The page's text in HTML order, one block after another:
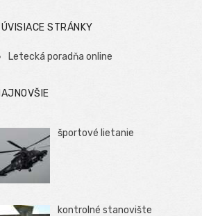
STRÁNKY
Letecká poradňa online
športové lietanie
kontrolné stanovište